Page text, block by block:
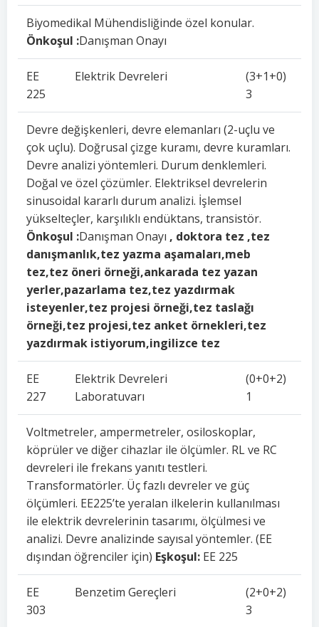
Biyomedikal Mühendisliğinde özel konular.
Önkoşul :Danışman Onayı
EE
225
Elektrik Devreleri
(3+1+0)
3
Devre değişkenleri, devre elemanları (2-uçlu ve
çok uçlu). Doğrusal çizge kuramı, devre kuramları.
Devre analizi yöntemleri. Durum denklemleri.
Doğal ve özel çözümler. Elektriksel devrelerin
sinusoidal kararlı durum analizi. İşlemsel
yükselteçler, karşılıklı endüktans, transistör.
Önkoşul :Danışman Onayı , doktora tez ,tez
danışmanlık,tez yazma aşamaları,meb
tez,tez öneri örneği,ankarada tez yazan
yerler,pazarlama tez,tez yazdırmak
isteyenler,tez projesi örneği,tez taslağı
örneği,tez projesi,tez anket örnekleri,tez
yazdırmak istiyorum,ingilizce tez
EE
227
Elektrik Devreleri
Laboratuvarı
(0+0+2)
1
Voltmetreler, ampermetreler, osiloskoplar,
köprüler ve diğer cihazlar ile ölçümler. RL ve RC
devreleri ile frekans yanıtı testleri.
Transformatörler. Üç fazlı devreler ve güç
ölçümleri. EE225’te yeralan ilkelerin kullanılması
ile elektrik devrelerinin tasarımı, ölçülmesi ve
analizi. Devre analizinde sayısal yöntemler. (EE
dışından öğrenciler için) Eşkoşul: EE 225
EE
303
Benzetim Gereçleri
(2+0+2)
3